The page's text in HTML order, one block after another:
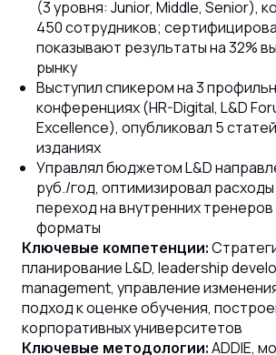
(3 уровня: Junior, Middle, Senior),
450 сотрудников;
показывают результаты на 32%
рынку
Выступил спикером на 3
конференциях (HR-Digital, L&D
Excellence), опубликовал 5
изданиях
Управлял бюджетом L&D
руб./год, оптимизировал
переход на внутренних
форматы
Ключевые компетенции:
планирование L&D, leadership
management, управление
подход к оценке обучения,
корпоративных университетов
Ключевые методологии: ADDIE,